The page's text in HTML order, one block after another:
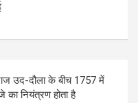
उद-दौला के बीच 1757 में
का नियंत्रण होता है